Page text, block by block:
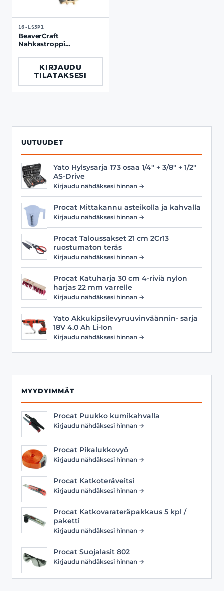
UUTUUDET
Yato Hylsysarja 173 osaa 1/4" + 3/8" + 1/2"
AS-Drive
Kirjaudu nähdäksesi hinnan →
Procat Mittakannu asteikolla ja kahvalla
Kirjaudu nähdäksesi hinnan →
Procat Taloussakset 21 cm 2Cr13
ruostumaton teräs
Kirjaudu nähdäksesi hinnan →
Procat Katuharja 30 cm 4-riviä nylon
harjas 22 mm varrelle
Kirjaudu nähdäksesi hinnan →
Yato Akkukipsilevyruuvinväännin- sarja
18V 4.0 Ah Li-Ion
Kirjaudu nähdäksesi hinnan →
MYYDYIMMÄT
Procat Puukko kumikahvalla
Kirjaudu nähdäksesi hinnan →
Procat Pikalukkovyö
Kirjaudu nähdäksesi hinnan →
Procat Katkoteräveitsi
Kirjaudu nähdäksesi hinnan →
Procat Katkovarateräpakkaus 5 kpl /
paketti
Kirjaudu nähdäksesi hinnan →
Procat Suojalasit 802
Kirjaudu nähdäksesi hinnan →
16-LS5P1
BeaverCraft
Nahkastroppi
KIRJAUDU
TILATAKSESI